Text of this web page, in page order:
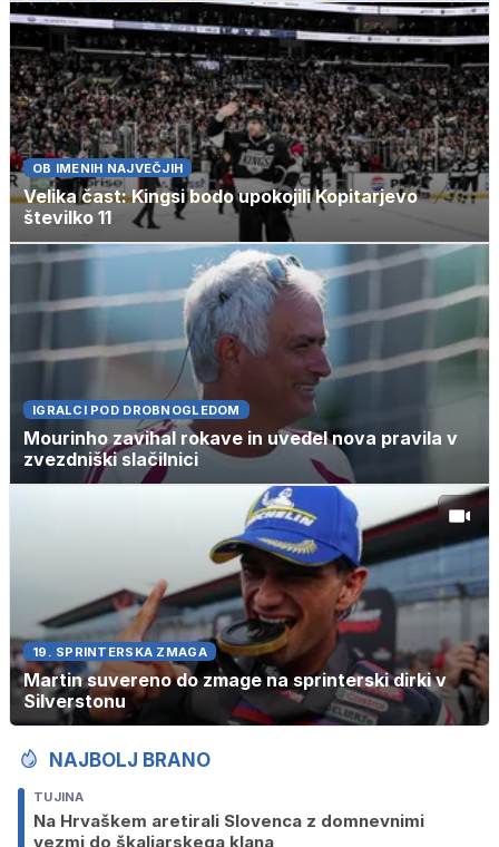
OB IMENIH NAJVEČJIH
Velika čast: Kingsi bodo upokojili Kopitarjevo
številko 11
IGRALCI POD DROBNOGLEDOM
Mourinho zavihal rokave in uvedel nova pravila v
zvezdniški slačilnici
19. SPRINTERSKA ZMAGA
Martin suvereno do zmage na sprinterski dirki v
Silverstonu
NAJBOLJ BRANO
TUJINA
Na Hrvaškem aretirali Slovenca z domnevnimi
vezmi do škaljarskega klana